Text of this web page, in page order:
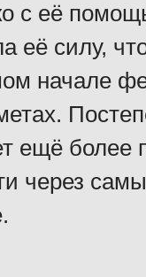
с её
её силу,
начале
ещё более
через